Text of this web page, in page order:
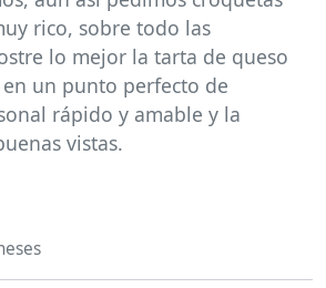
rico, sobre todo las
lo mejor la tarta de queso
un punto perfecto de
rápido y amable y la
vistas.